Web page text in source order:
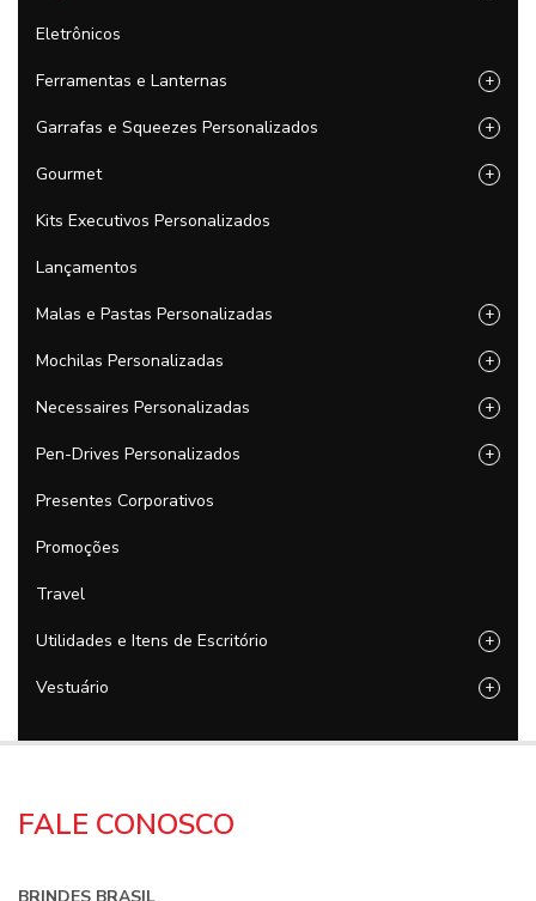
Eletrônicos
Ferramentas e Lanternas +
Garrafas e Squeezes Personalizados +
Gourmet +
Kits Executivos Personalizados
Lançamentos
Malas e Pastas Personalizadas +
Mochilas Personalizadas +
Necessaires Personalizadas +
Pen-Drives Personalizados +
Presentes Corporativos
Promoções
Travel
Utilidades e Itens de Escritório +
Vestuário +
FALE CONOSCO